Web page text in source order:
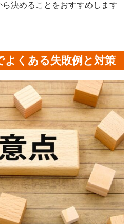
決めることをおすすめします
よくある失敗例と対策